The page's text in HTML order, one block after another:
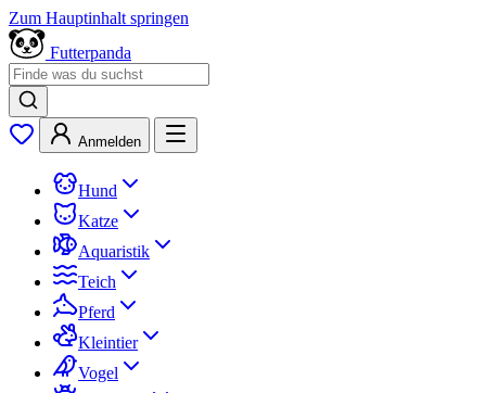
Zum Hauptinhalt springen
Futterpanda
Anmelden
Hund
Katze
Aquaristik
Teich
Pferd
Kleintier
Vogel